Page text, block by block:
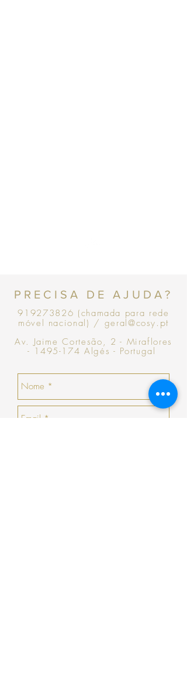
PRECISA DE AJUDA?
919273826 (chamada para rede
móvel nacional) / geral@cosy .pt
Av. Jaime Cortesão, 2 - Miraflores
- 1495-174 Algés - Portugal